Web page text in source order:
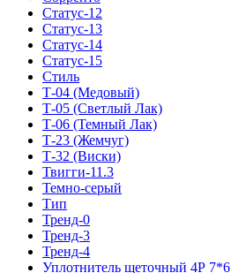
Статус-12
Статус-13
Статус-14
Статус-15
Стиль
Т-04 (Медовый)
Т-05 (Светлый Лак)
Т-06 (Темный Лак)
Т-23 (Жемчуг)
Т-32 (Виски)
Твигги-11.3
Темно-серый
Тип
Тренд-0
Тренд-3
Тренд-4
Уплотнитель щеточный 4Р 7*6